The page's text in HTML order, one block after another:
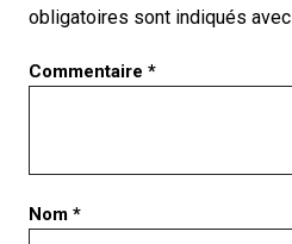
obligatoires sont indiqués avec
Commentaire *
Nom *